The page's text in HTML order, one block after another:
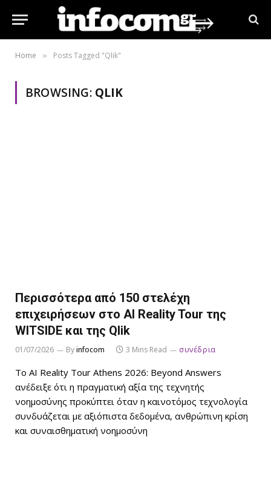
Home » Posts Tagged "Qlik"
BROWSING: QLIK
Περισσότερα από 150 στελέχη
επιχειρήσεων στο AI Reality Tour της
WITSIDE και της Qlik
01/07/2026 Byinfocom 3 Mins Read συνέδρια
Το AI Reality Tour Athens 2026: Beyond Answers
ανέδειξε ότι η πραγματική αξία της τεχνητής
νοημοσύνης προκύπτει όταν η καινοτόμος τεχνολογία
συνδυάζεται με αξιόπιστα δεδομένα, ανθρώπινη κρίση
και συναισθηματική νοημοσύνη